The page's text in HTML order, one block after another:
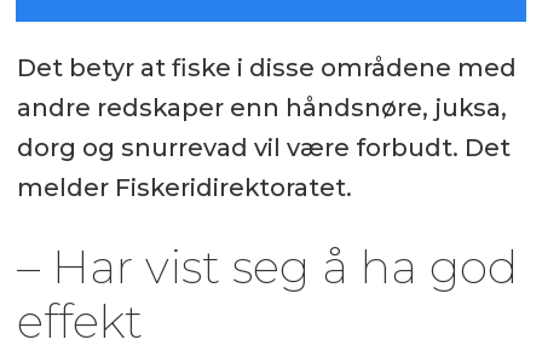
Det betyr at fiske i disse områdene med
andre redskaper enn håndsnøre, juksa,
dorg og snurrevad vil være forbudt. Det
melder Fiskeridirektoratet.
– Har vist seg å ha god
effekt